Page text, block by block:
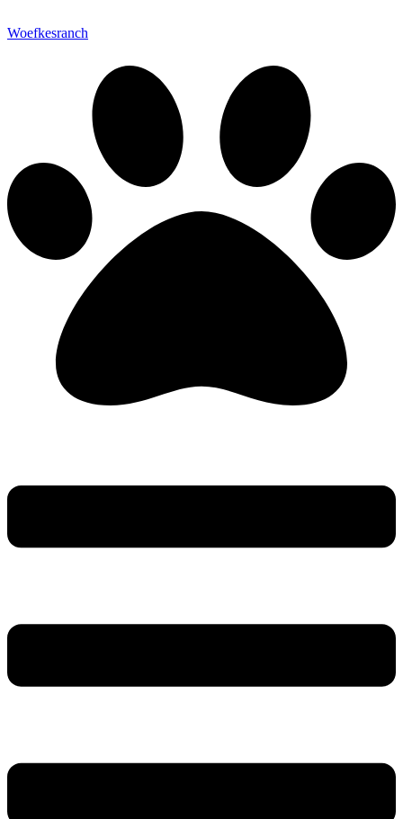
Woefkesranch